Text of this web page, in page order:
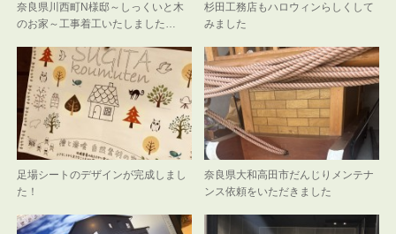
奈良県川西町N様邸～しっくいと木
のお家～工事着工いたしました…
杉田工務店もハロウィンらしくして
みました
足場シートのデザインが完成しまし
た！
奈良県大和高田市だんじりメンテナ
ンス依頼をいただきました